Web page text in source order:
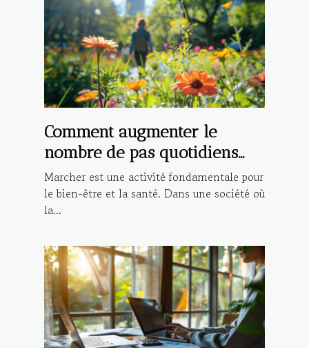
Comment augmenter le
nombre de pas quotidiens
pour une meilleure santé
Marcher est une activité fondamentale pour
le bien-être et la santé. Dans une société où
la...